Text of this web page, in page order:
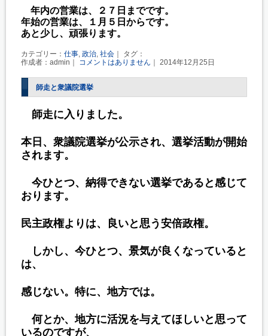
年内の営業は、２７日までです。
年始の営業は、１月５日からです。
あと少し、頑張ります。
カテゴリー： 仕事, 政治, 社会 ｜ タグ：
作成者：admin｜ コメントはありません ｜ 2014年12月25日
師走と衆議院選挙
師走に入りました。
本日、衆議院選挙が公示され、選挙活動が開始
されます。
今ひとつ、納得できない選挙であると感じて
おります。
民主政権よりは、良いと思う安倍政権。
しかし、今ひとつ、景気が良くなっていると
は、
感じない。特に、地方では。
何とか、地方に活況を与えてほしいと思って
いるのですが、